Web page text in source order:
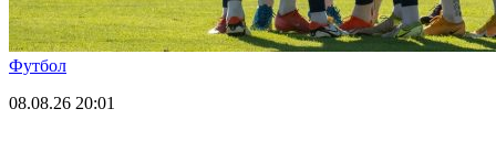
Футбол
08.08.26 20:01